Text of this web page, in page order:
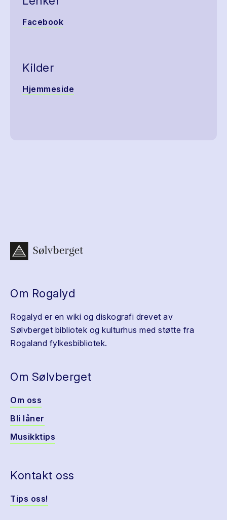
Facebook
Kilder
Hjemmeside
Om Rogalyd
Rogalyd er en wiki og diskografi drevet av
Sølvberget bibliotek og kulturhus med støtte fra
Rogaland fylkesbibliotek.
Om Sølvberget
Om oss
Bli låner
Musikktips
Kontakt oss
Tips oss!